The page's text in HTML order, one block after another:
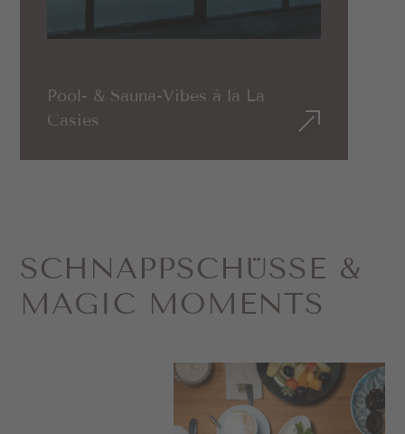
Pool- & Sauna-Vibes à la La
Casies
SCHNAPP­SCHÜSSE &
MAGIC MOMENTS